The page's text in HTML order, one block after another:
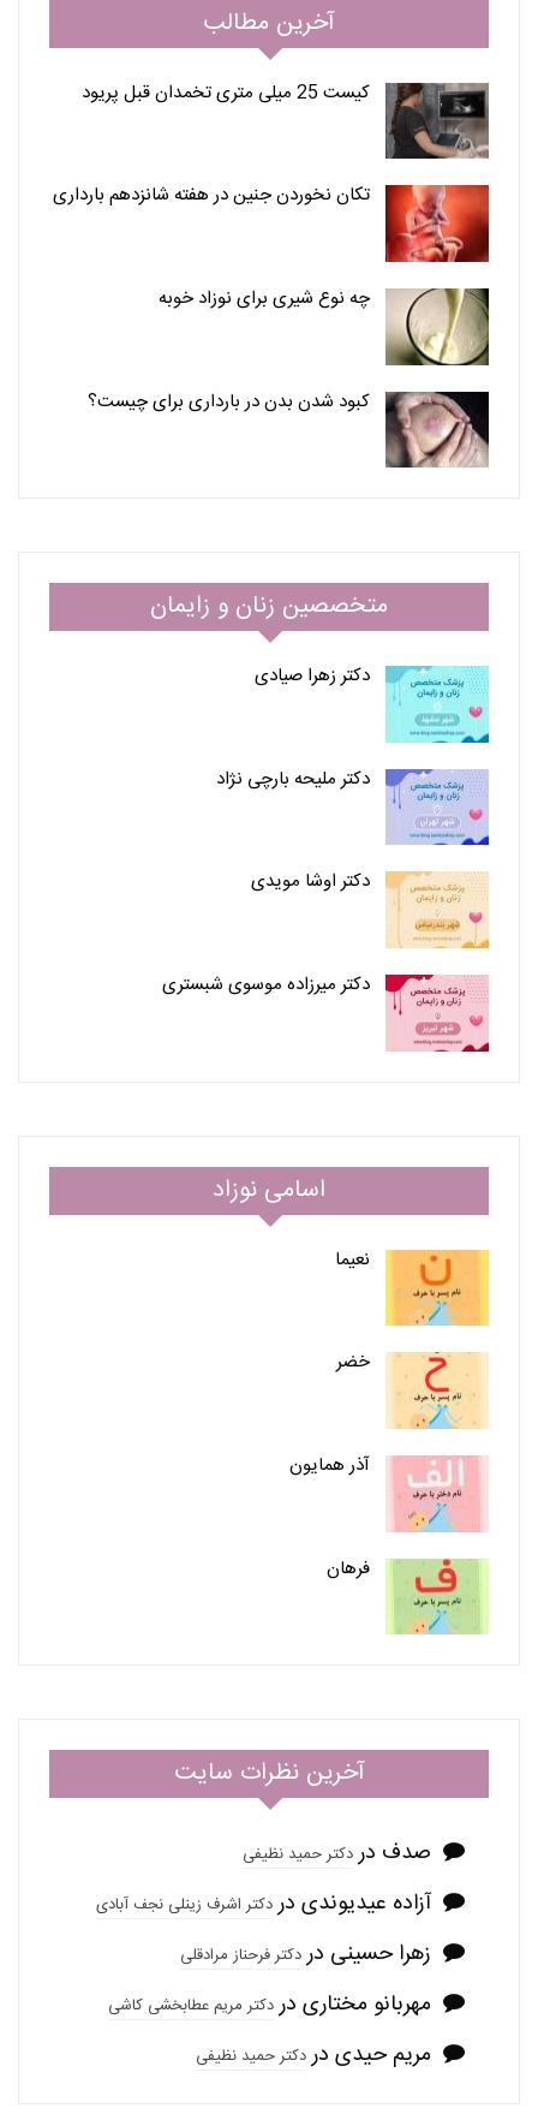
آخرین مطالب
کیست 25 میلی متری تخمدان قبل پریود
تکان نخوردن جنین در هفته شانزدهم بارداری
چه نوع شیری برای نوزاد خوبه
کبود شدن بدن در بارداری برای چیست؟
متخصصین زنان و زایمان
دکتر زهرا صیادی
دکتر ملیحه بارچی نژاد
دکتر اوشا مویدی
دکتر میرزاده موسوی شبستری
اسامی نوزاد
نعیما
خضر
آذر همایون
فرهان
آخرین نظرات سایت
صدف دردکتر حمید نظیفی
آزاده عیدیوندی دردکتر اشرف زینلی نجف آبادی
زهرا حسینی دردکتر فرحناز مرادقلی
مهربانو مختاری دردکتر مریم عطابخشی کاشی
مریم حیدی دردکتر حمید نظیفی